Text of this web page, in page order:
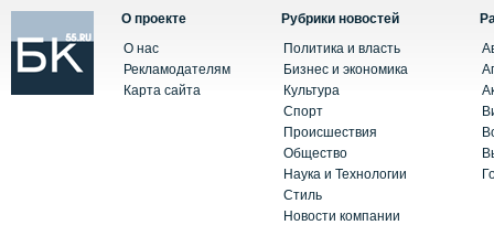
О проекте
О нас
Рекламодателям
Карта сайта
Рубрики новостей
Политика и власть
Бизнес и экономика
Культура
Спорт
Происшествия
Общество
Наука и Технологии
Стиль
Новости компании